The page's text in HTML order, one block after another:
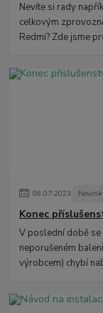
Nevíte si rady
celkovým
Redmi? Zde jsme
08.07.2023
Konec
V poslední době se
neporušeném
výrobcem) chybí